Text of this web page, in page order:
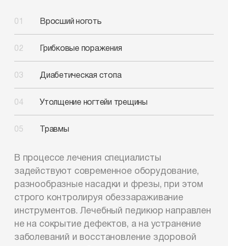
Вросший ноготь
Грибковые поражения
Диабетическая стопа
Утолщение ногтей и трещины
Травмы
В процессе лечения специалисты
задействуют современное оборудование,
разнообразные насадки и фрезы, при этом
строго контролируя обеззараживание
инструментов. Лечебный педикюр направлен
не на сокрытие дефектов, а на устранение
заболеваний и восстановление здоровой